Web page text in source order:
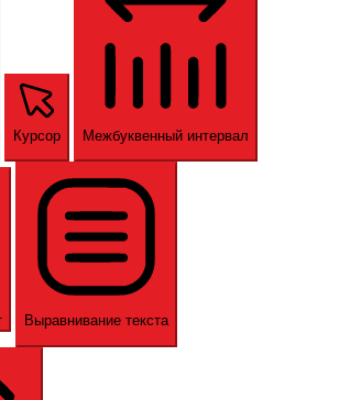
Курсор Межбуквенный интервал
Выравнивание текста